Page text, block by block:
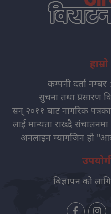
कम्पनी दर्ता
सुचना तथा प्रसारण
सन् २०११ बाट नागरिक
लाई मान्यता राख्दै
अनलाइन म्यागजिन हो
बिज्ञापन को लागि